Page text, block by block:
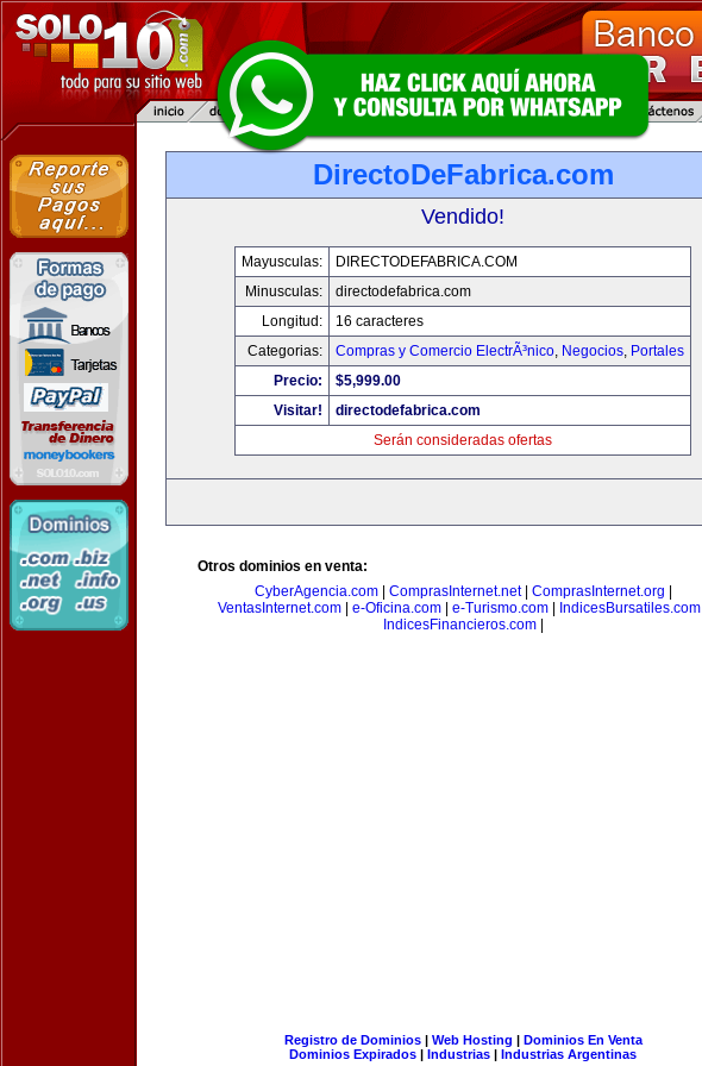
DirectoDeFabrica.com
Vendido!
Mayusculas:
DIRECTODEFABRICA.COM
Minusculas:
directodefabrica.com
Longitud:
16 caracteres
Categorias:
Compras y Comercio ElectrÃ³nico, Negocios, Portales
Precio:
$5,999.00
Visitar!
directodefabrica.com
Serán consideradas ofertas
Otros dominios en venta:
CyberAgencia.com| ComprasInternet.net| ComprasInternet.org
VentasInternet.com
e-Oficina.com e-Turismo.com IndicesBursatiles.com
IndicesFinancieros.com|
Registro de Dominios| Web Hosting | Dominios En Venta
Dominios Expirados | Industrias | Industrias Argentinas